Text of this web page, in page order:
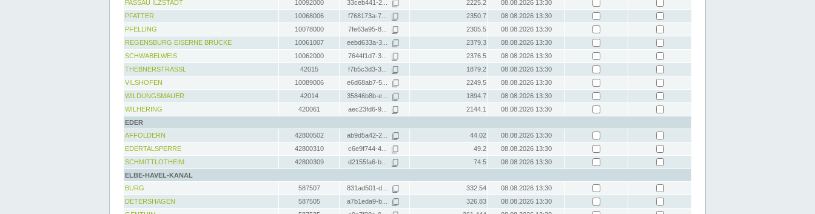
PASSAU ILZSTADT
10092000 33ceb441-2... 2225.2
08.08.2026 13:30
PFATTER
10068006 f768173a-7... 2350.7
08.08.2026 13:30
PFELLING
10078000 7fe63a95-8... 2305.5
08.08.2026 13:30
REGENSBURG EISERNE BRÜCKE
10061007 eebd633a-3... 2379.3
08.08.2026 13:30
SCHWABELWEIS
10062000 7644f1d7-3... 2376.5
08.08.2026 13:30
THEBNERSTRASSL
42015 f7b5c3d3-3... 1879.2
08.08.2026 13:30
VILSHOFEN
10089006 e6d68ab7-5... 2249.5
08.08.2026 13:30
WILDUNGSMAUER
42014 35846b8b-e... 1894.7
08.08.2026 13:30
WILHERING
420061 aec23fd6-9... 2144.1
08.08.2026 13:30
EDER
AFFOLDERN
42800502 ab9d5a42-2... 44.02
08.08.2026 13:30
EDERTALSPERRE
42800310 c6e9f744-4... 49.2
08.08.2026 13:30
SCHMITTLOTHEIM
42800309 d2155fa6-b... 74.5
08.08.2026 13:30
ELBE-HAVEL-KANAL
BURG
587507 831ad501-d... 332.54
08.08.2026 13:30
DETERSHAGEN
587505 a7b1eda9-b... 326.83
08.08.2026 13:30